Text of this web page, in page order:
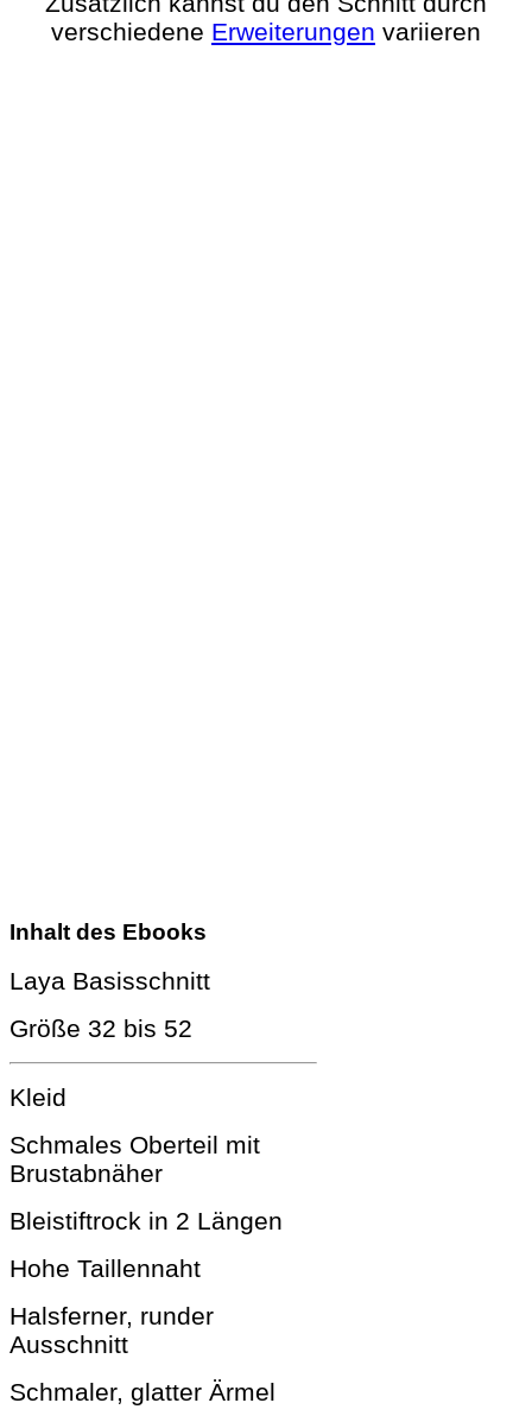
verschiedene Erweiterungen variieren
Inhalt des Ebooks
Laya Basisschnitt
Größe 32 bis 52
Kleid
Schmales Oberteil mit
Brustabnäher
Bleistiftrock in 2 Längen
Hohe Taillennaht
Halsferner, runder
Ausschnitt
Schmaler, glatter Ärmel